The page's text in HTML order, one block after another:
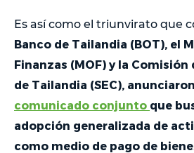
Es así como el triunvirato que
Banco de Tailandia (BOT), el
Finanzas (MOF) y la Comisión
de Tailandia (SEC),
comunicado conjunto que
adopción generalizada de
como medio de pago de